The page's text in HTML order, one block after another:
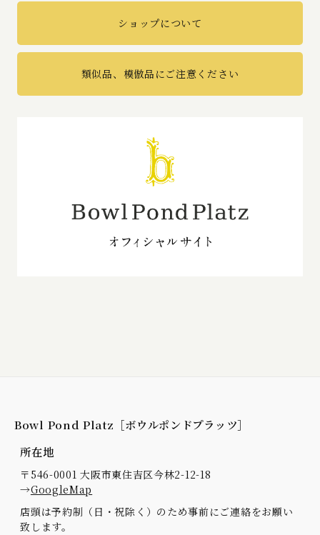
ショップについて
類似品、模倣品にご注意ください
Bowl Pond Platz［ボウルポンドプラッツ］
所在地
〒546-0001 大阪市東住吉区今林2-12-18
→GoogleMap
店頭は予約制（日・祝除く）のため事前にご連絡をお願い
致します。